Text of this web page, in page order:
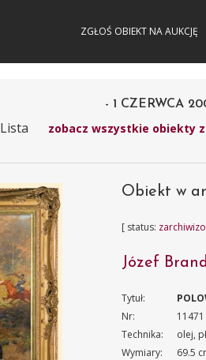
ZGŁOŚ OBIEKT NA AUKCJĘ
- 1 CZERWCA
Lista zobacz wszystkie obiekty
Obiekt w
[ status:
Józef
Tytuł:
Nr:
11471
Technika:
olej,
Wymiary:
69.5